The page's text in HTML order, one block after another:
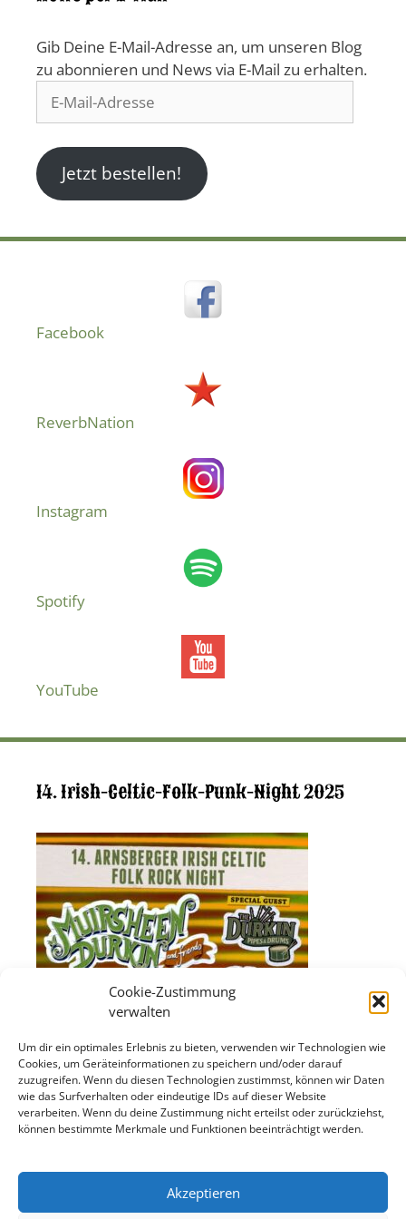
Cookie-Zustimmung
verwalten
Um dir ein optimales Erlebnis zu bieten, verwenden wir Technologien wie
Cookies, um Geräteinformationen zu speichern und/oder darauf
zuzugreifen. Wenn du diesen Technologien zustimmst, können wir Daten
wie das Surfverhalten oder eindeutige IDs auf dieser Website
verarbeiten. Wenn du deine Zustimmung nicht erteilst oder zurückziehst,
können bestimmte Merkmale und Funktionen beeinträchtigt werden.
Akzeptieren
Gib Deine E-Mail-Adresse an, um unseren Blog
zu abonnieren und News via E-Mail zu erhalten.
Mail-
Jetzt bestellen!
Facebook
ReverbNation
Instagram
Spotify
YouTube
14. Irish-Celtic-Folk-Punk-Night 2025